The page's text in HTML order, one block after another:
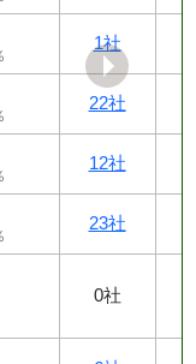
1社
22社
12社
23社
0社